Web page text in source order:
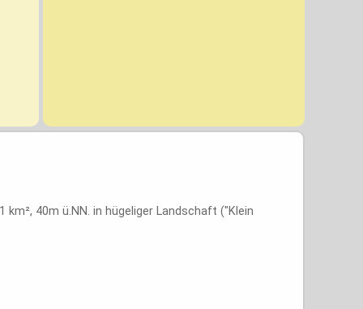
40m ü.NN. in hügeliger Landschaft ("Klein